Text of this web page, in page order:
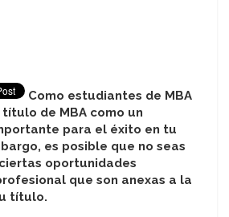
Como estudiantes de MBA
de MBA como un
para el éxito en tu
es posible que no seas
oportunidades
que son anexas a la
título.